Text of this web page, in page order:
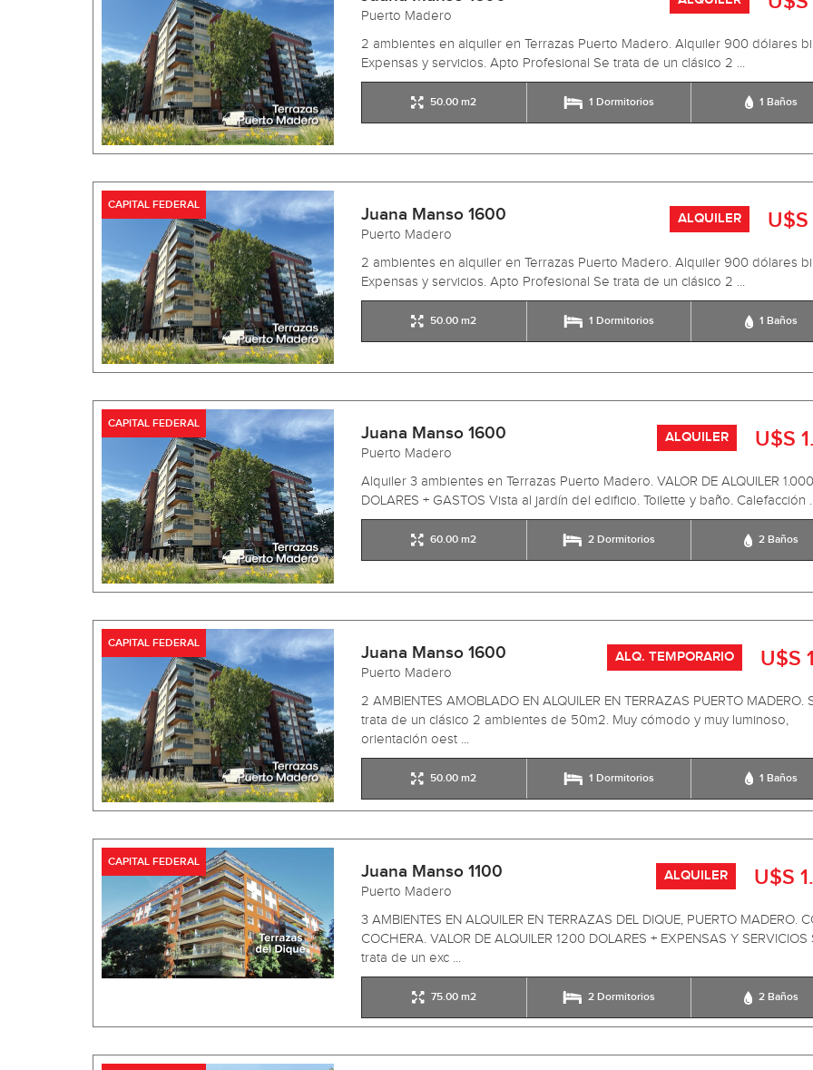
Puerto Madero
2 ambientes en alquiler en Terrazas Puerto Madero. Alquiler 900 dólares
Expensas y servicios. Apto Profesional Se trata de un clásico 2 ...
50.00 m2 1 Dormitorios 1 Baños
CAPITAL FEDERAL
ALQUILER
Juana Manso 1600
Puerto Madero
2 ambientes en alquiler en Terrazas Puerto Madero. Alquiler 900 dólares
Expensas y servicios. Apto Profesional Se trata de un clásico 2 ...
50.00 m2 1 Dormitorios 1 Baños
CAPITAL FEDERAL
U$S
ALQUILER
Juana Manso 1600
Puerto Madero
Alquiler 3 ambientes en Terrazas Puerto Madero. VALOR DE ALQUILER 1.000
DOLARES + GASTOS Vista al jardín del edificio. Toilette y baño. Calefacción
60.00 m2 2 Dormitorios 2 Baños
CAPITAL FEDERAL
U$S
ALQ. TEMPORARIO
Juana Manso 1600
Puerto Madero
2 AMBIENTES AMOBLADO EN ALQUILER EN TERRAZAS PUERTO MADERO.
trata de un clásico 2 ambientes de 50m2. Muy cómodo y muy luminoso,
orientación oest ...
50.00 m2 1 Dormitorios 1 Baños
CAPITAL FEDERAL
U$S
ALQUILER
Juana Manso 1100
Puerto Madero
3 AMBIENTES EN ALQUILER EN TERRAZAS DEL DIQUE, PUERTO MADERO.
COCHERA. VALOR DE ALQUILER 1200 DOLARES + EXPENSAS Y SERVICIOS
trata de un exc ...
75.00 m2 2 Dormitorios 2 Baños